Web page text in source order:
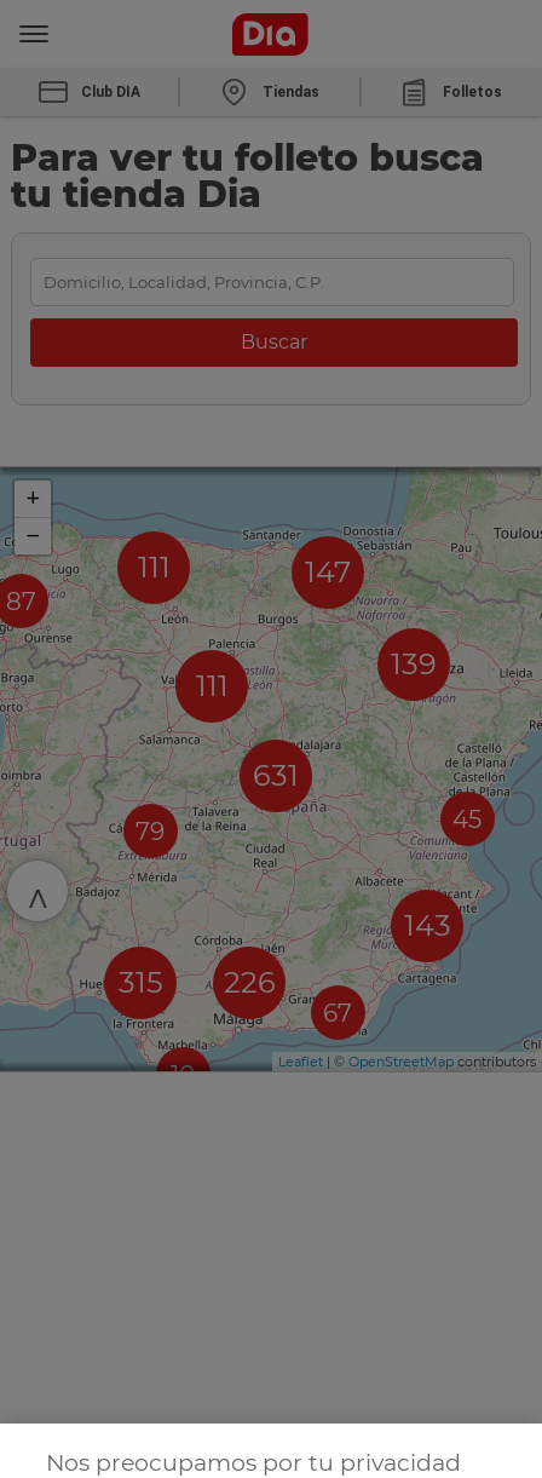
Club DIA Tiendas Folletos
Para ver tu folleto busca
tu tienda Dia
87
111 147
111
79
631
10
226
315
139
67
45
143
+
−
Leaflet | © OpenStreetMap contributors
^
Nos preocupamos por tu privacidad